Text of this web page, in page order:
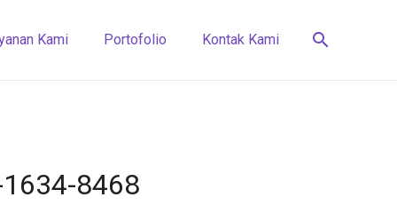
Kami Portofolio Kontak Kami search
8468